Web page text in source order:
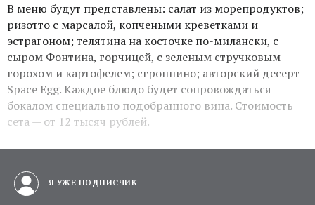
В меню будут представлены: салат из морепродуктов;
ризотто с марсалой, копчеными креветками и
эстрагоном; телятина на косточке по-милански, с
сыром Фонтина, горчицей, с зеленым стручковым
горохом и картофелем; сгроппино; авторский десерт
Space Egg. Каждое блюдо будет сопровождаться
бокалом специально подобранного вина. Стоимость
сета — от 12 тысяч рублей.
Я УЖЕ ПОДПИСЧИК